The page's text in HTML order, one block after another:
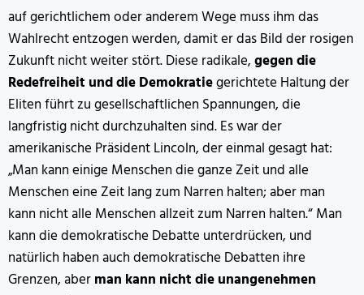
auf gerichtlichem oder anderem Wege muss ihm das
Wahlrecht entzogen werden, damit er das Bild der rosigen
Zukunft nicht weiter stört. Diese radikale,gegen die
Redefreiheit und die Demokratiegerichtete Haltung der
Eliten führt zu gesellschaftlichen Spannungen, die
langfristig nicht durchzuhalten sind. Es war der
amerikanische Präsident Lincoln, der einmal gesagt hat:
„Man kann einige Menschen die ganze Zeit und alle
Menschen eine Zeit lang zum Narren halten; aber man
kann nicht alle Menschen allzeit zum Narren halten.“ Man
kann die demokratische Debatte unterdrücken, und
natürlich haben auch demokratische Debatten ihre
Grenzen, aberman kann nicht die unangenehmen